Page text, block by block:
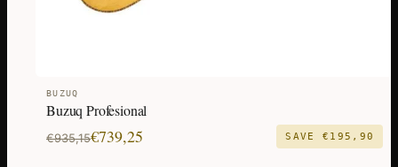
BUZUQ
Buzuq Profesional
€935,15
El
€739,25
El
SAVE € 195,90